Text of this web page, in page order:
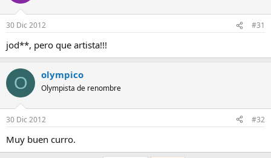
30 Dic 2012 #31
jod**, pero que artista!!!
O olympico
Olympista de renombre
30 Dic 2012 #32
Muy buen curro.